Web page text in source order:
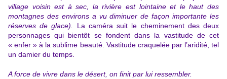
village voisin est à sec, la rivière est lointaine et le haut des
montagnes des environs a vu diminuer de façon importante les
réserves de glace).
La caméra suit le cheminement des deux
personnages qui bientôt se fondent dans la vastitude de cet
« enfer » à la sublime beauté. Vastitude craquelée par l’aridité, tel
un damier du temps.
A force de vivre dans le désert, on finit par lui ressembler.